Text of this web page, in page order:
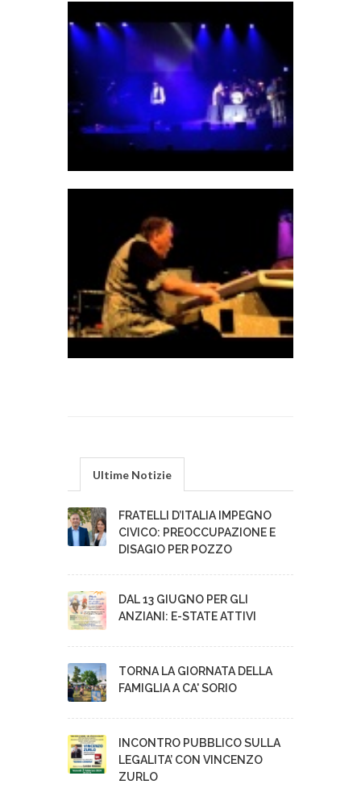
Ultime Notizie
FRATELLI D’ITALIA IMPEGNO
CIVICO: PREOCCUPAZIONE E
DISAGIO PER POZZO
DAL 13 GIUGNO PER GLI
ANZIANI: E-STATE ATTIVI
TORNA LA GIORNATA DELLA
FAMIGLIA A CA' SORIO
INCONTRO PUBBLICO SULLA
LEGALITA’ CON VINCENZO
ZURLO